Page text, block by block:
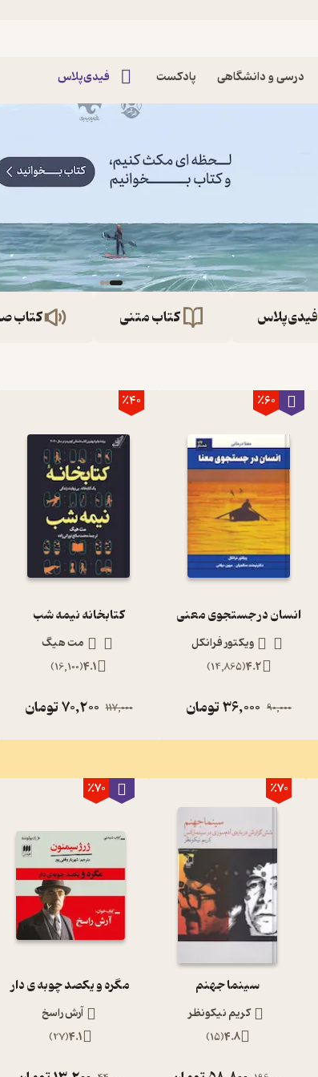
درسی و دانشگاهی پادکست فیدی‌پلاس
فیدی‌پلاس کتاب متنی کتاب
٪60
انسان در جستجوی معنی
ویکتور فرانکل
4.2
(
14,865
)
90,000
36,000تومان
٪40
کتابخانه نیمه شب
مت هیگ
4.1
(
16,100
)
117,000
70,200تومان
٪70
سینما جهنم
کریم نیکونظر
4.8
(
15
)
٪70
مگره و یکصد چوبه ی دار
آرش راسخ
4.1
(
27
)